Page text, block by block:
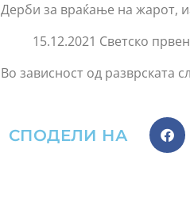
Дерби за враќање на жарот,
15.12.2021 Светско
Во зависност од разврската
СПОДЕЛИ НА